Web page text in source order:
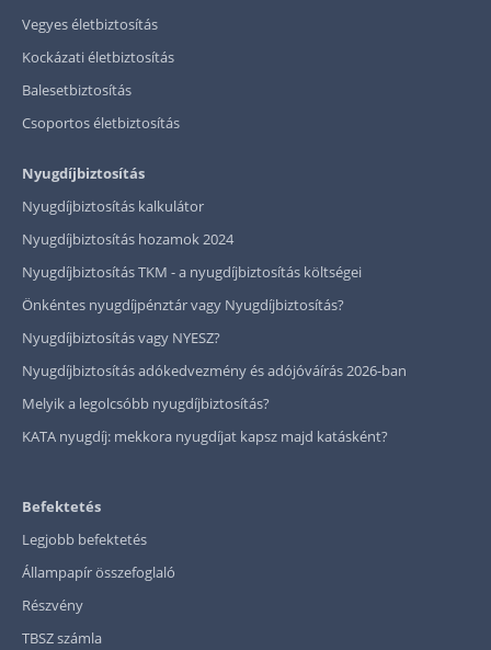
Vegyes életbiztosítás
Kockázati életbiztosítás
Balesetbiztosítás
Csoportos életbiztosítás
Nyugdíjbiztosítás
Nyugdíjbiztosítás kalkulátor
Nyugdíjbiztosítás hozamok 2024
Nyugdíjbiztosítás TKM - a nyugdíjbiztosítás költségei
Önkéntes nyugdíjpénztár vagy Nyugdíjbiztosítás?
Nyugdíjbiztosítás vagy NYESZ?
Nyugdíjbiztosítás adókedvezmény és adójóváírás 2026-ban
Melyik a legolcsóbb nyugdíjbiztosítás?
KATA nyugdíj: mekkora nyugdíjat kapsz majd katásként?
Befektetés
Legjobb befektetés
Állampapír összefoglaló
Részvény
TBSZ számla